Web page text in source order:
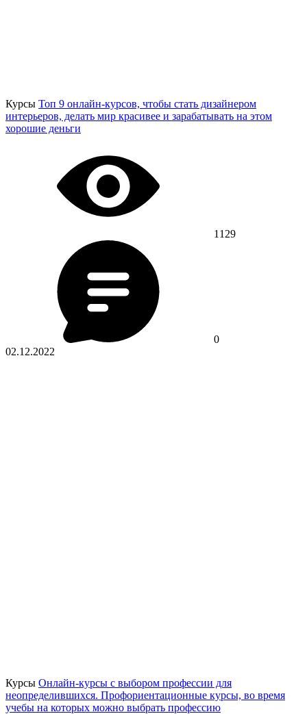
Курсы Топ 9 онлайн-курсов, чтобы стать дизайнером
интерьеров, делать мир красивее и зарабатывать на этом
хорошие деньги
1129
0
02.12.2022
Курсы Онлайн-курсы с выбором профессии для
неопределившихся. Профориентационные курсы, во время
учебы на которых можно выбрать профессию